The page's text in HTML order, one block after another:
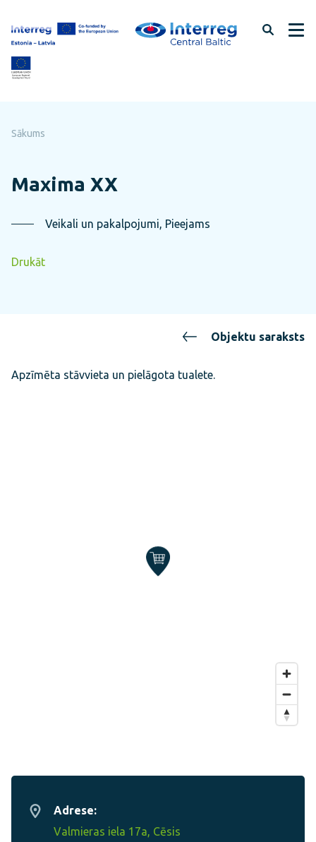
uz
lapas
saturu
Sākums
Maxima XX
Veikali un pakalpojumi, Pieejams
Drukāt
Objektu saraksts
Adrese:
Valmieras iela 17a, Cēsis
Apzīmēta stāvvieta un pielāgota tualete.